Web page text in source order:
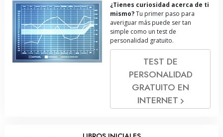
¿Tienes curiosidad acerca de ti
mismo?Tu primer paso para
averiguar más puede ser tan
simple como un test de
personalidad gratuito.
TEST DE
PERSONALIDAD
GRATUITO EN
INTERNET